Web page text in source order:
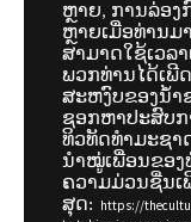
ຫຼາຍ, ການລ່ອງ
ຫຼາຍເມື່ອທ່ານມ
ສາມາດໃຊ້ເວລາ
ພວກທ່ານໄດ້ເພີ
ສະຫງົບຂອງນ້ຳ
ຊອກຫາປະສົບກ
ທິວທັດທຳມະຊາ
ນຳໝູ່ເພື່ອນຂອງ
ຄວາມມ່ວນຊື່ນເ
ສຸດ: https://